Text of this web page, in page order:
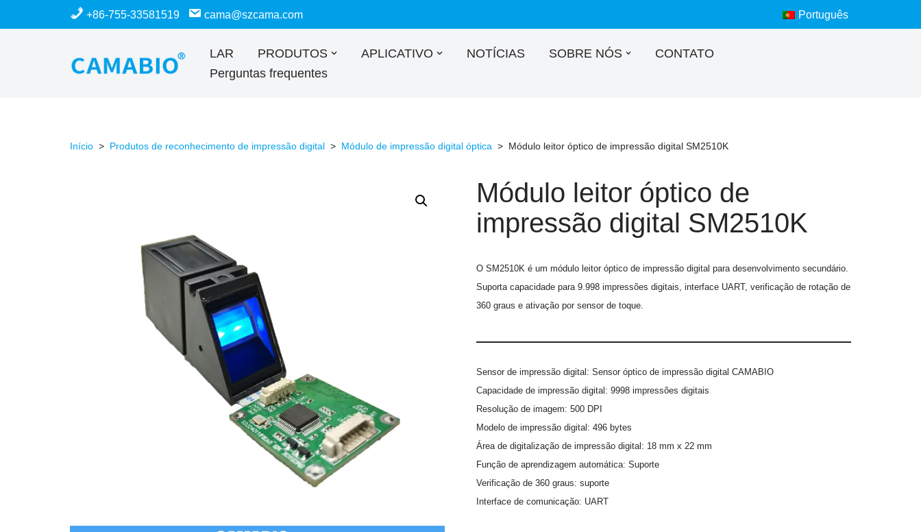
+86-755-33581519 cama@szcama.com Português
LAR PRODUTOS APLICATIVO NOTÍCIAS SOBRE NÓS
CONTATO
Perguntas frequentes
Início > Produtos de reconhecimento de impressão digital > Módulo de impressão digital óptica > Módulo leitor óptico de impressão digital SM2510K
Módulo leitor óptico de
impressão digital SM2510K
O SM2510K é um módulo leitor óptico de impressão digital para desenvolvimento secundário.
Suporta capacidade para 9.998 impressões digitais, interface UART, verificação de rotação de
360 graus e ativação por sensor de toque.
Sensor de impressão digital: Sensor óptico de impressão digital CAMABIO
Capacidade de impressão digital: 9998 impressões digitais
Resolução de imagem: 500 DPI
Modelo de impressão digital: 496 bytes
Área de digitalização de impressão digital: 18 mm x 22 mm
Função de aprendizagem automática: Suporte
Verificação de 360 graus: suporte
Interface de comunicação: UART